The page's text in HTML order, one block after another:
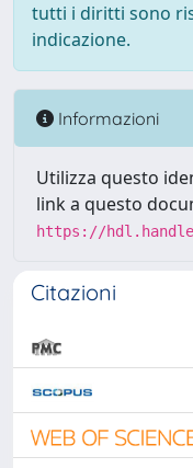
tutti i diritti sono
indicazione.
Informazioni
Utilizza questo
link a questo
https://
Citazioni